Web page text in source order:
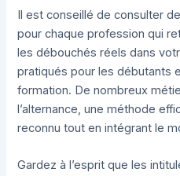
Il est conseillé de consulter
pour chaque profession qui
les débouchés réels dans
pratiqués pour les débutants
formation. De nombreux
l’alternance, une méthode
reconnu tout en intégrant le
Gardez à l’esprit que les